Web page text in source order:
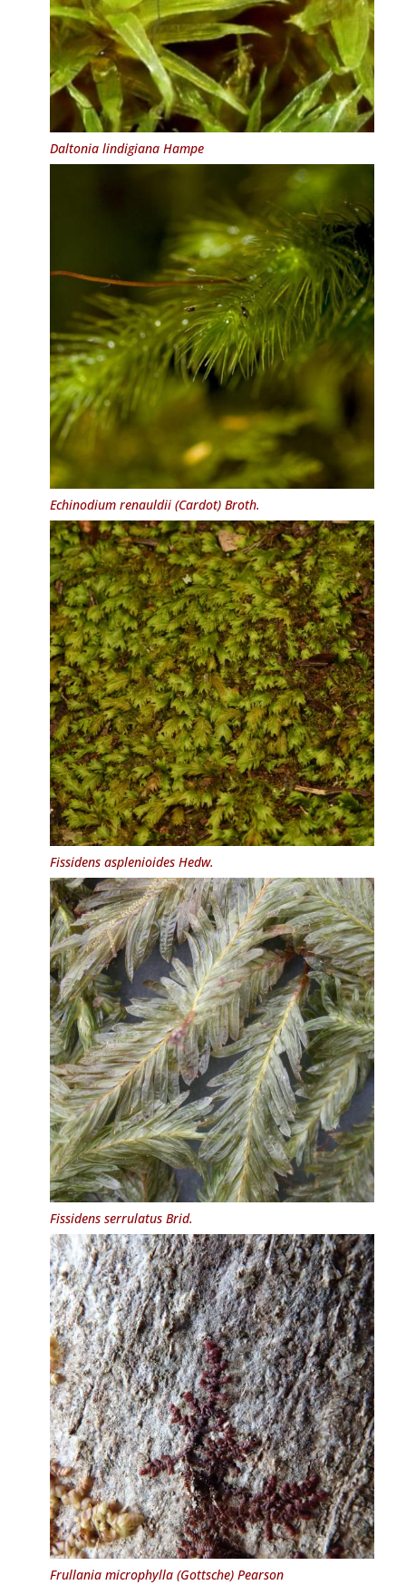
Daltonia lindigiana Hampe
Echinodium renauldii(Cardot) Broth.
Fissidens asplenioidesHedw.
Fissidens serrulatusBrid.
Frullania microphylla(Gottsche) Pearson